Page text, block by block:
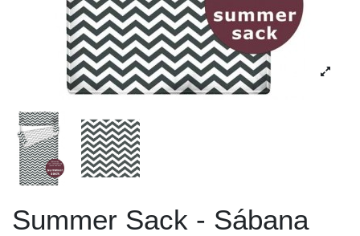
Summer Sack - Sábana